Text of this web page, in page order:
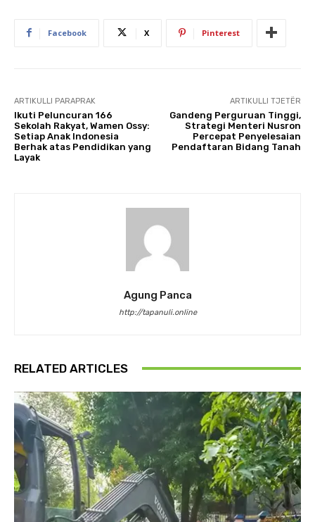
Facebook X Pinterest
ARTIKULLI PARAPRAK
Ikuti Peluncuran 166
Sekolah Rakyat, Wamen Ossy:
Setiap Anak Indonesia
Berhak atas Pendidikan yang
Layak
ARTIKULLI TJETËR
Gandeng Perguruan Tinggi,
Strategi Menteri Nusron
Percepat Penyelesaian
Pendaftaran Bidang Tanah
Agung Panca
http://tapanuli.online
RELATED ARTICLES